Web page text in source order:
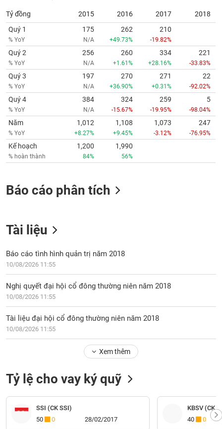
Tỷ đồng 2015 2016 2017
2018
Quý 1
% YoY
175
N/A
262
+49.73%
210
-19.82%
Quý 2
% YoY
256
N/A
260
+1.61%
334
+28.16%
221
-33.83%
Quý 3
% YoY
197
N/A
270
+36.90%
271
+0.31%
22
-92.02%
Quý 4
% YoY
384
N/A
324
-15.67%
259
-19.95%
5
-98.04%
Năm
% YoY
1,012
+8.27%
1,108
+9.45%
1,073
-3.12%
247
-76.95%
Kế hoạch
% hoàn thành
1,200
84%
1,990
56%
Báo cáo phân tích
Tài liệu
Báo cáo tình hình quản trị năm 2018
10/08/2026 11:55
Nghị quyết đại hội cổ đông thường niên năm 2018
10/08/2026 11:55
Tài liệu đại hội cổ đông thường niên năm 2018
10/08/2026 11:55
Xem thêm
Tỷ lệ cho vay ký quỹ
SSI (CK SSI)
50
0 28/02/2017
KBSV (CK
40
0